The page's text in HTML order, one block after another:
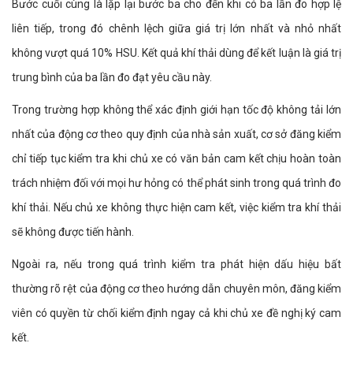
Bước cuối cùng là lặp lại bước ba cho đến khi có ba lần đo hợp lệ
liên tiếp, trong đó chênh lệch giữa giá trị lớn nhất và nhỏ nhất
không vượt quá 10% HSU. Kết quả khí thải dùng để kết luận là giá trị
trung bình của ba lần đo đạt yêu cầu này.
Trong trường hợp không thể xác định giới hạn tốc độ không tải lớn
nhất của động cơ theo quy định của nhà sản xuất, cơ sở đăng kiểm
chỉ tiếp tục kiểm tra khi chủ xe có văn bản cam kết chịu hoàn toàn
trách nhiệm đối với mọi hư hỏng có thể phát sinh trong quá trình đo
khí thải. Nếu chủ xe không thực hiện cam kết, việc kiểm tra khí thải
sẽ không được tiến hành.
Ngoài ra, nếu trong quá trình kiểm tra phát hiện dấu hiệu bất
thường rõ rệt của động cơ theo hướng dẫn chuyên môn, đăng kiểm
viên có quyền từ chối kiểm định ngay cả khi chủ xe đề nghị ký cam
kết.